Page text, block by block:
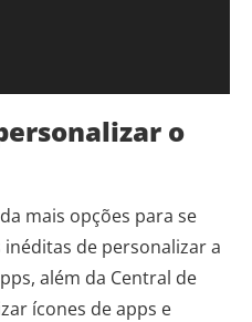
o
mais opções para se
de personalizar a
além da Central de
ícones de apps e